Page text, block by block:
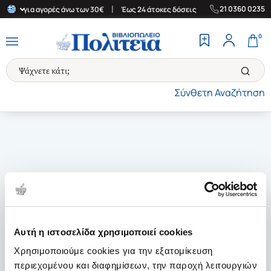
Αυτή η ιστοσελίδα χρησιμοποιεί cookies
Χρησιμοποιούμε cookies για την εξατομίκευση
περιεχομένου και διαφημίσεων, την παροχή λειτουργιών
για αγορές άνω των 30€ Έως 24 άτοκες δόσεις | Δωρεάν
21 0360 0235
Σύνθετη Αναζήτηση
0